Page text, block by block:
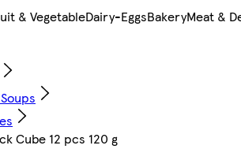
& VegetableDairy-EggsBakeryMeat &
Cube 12 pcs 120 g